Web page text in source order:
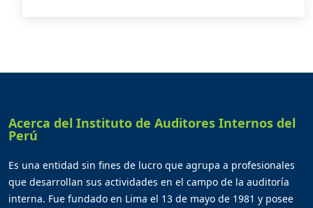
Acerca del Instituto de Auditores Internos del
Perú
Es una entidad sin fines de lucro que agrupa a profesionales
que desarrollan sus actividades en el campo de la auditoría
interna. Fue fundado en Lima el 13 de mayo de 1981 y posee